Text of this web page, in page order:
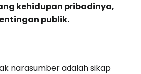
kehidupan pribadinya,
publik.
narasumber adalah sikap